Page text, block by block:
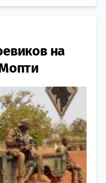
на